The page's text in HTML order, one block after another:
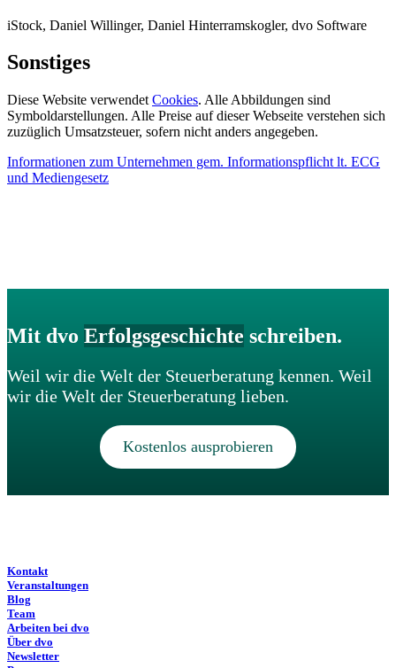
iStock, Daniel Willinger, Daniel Hinterramskogler, dvo Software
Sonstiges
Diese Website verwendet Cookies. Alle Abbildungen sind
Symboldarstellungen. Alle Preise auf dieser Webseite verstehen sich
zuzüglich Umsatzsteuer, sofern nicht anders angegeben.
Informationen zum Unternehmen gem. Informationspflicht lt. ECG
und Mediengesetz
Mit dvo Erfolgsgeschichte schreiben.
Weil wir die Welt der Steuerberatung kennen. Weil
wir die Welt der Steuerberatung lieben.
Kostenlos ausprobieren
Kontakt
Veranstaltungen
Blog
Team
Arbeiten bei dvo
Über dvo
Newsletter